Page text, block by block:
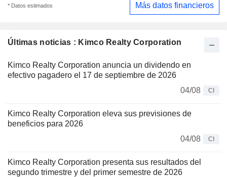
Últimas noticias : Kimco Realty Corporation
Kimco Realty Corporation anuncia un dividendo en
efectivo pagadero el 17 de septiembre de 2026
04/08
CI
Kimco Realty Corporation eleva sus previsiones de
beneficios para 2026
04/08
CI
Kimco Realty Corporation presenta sus resultados del
segundo trimestre y del primer semestre de 2026
* Datos estimados Más datos financieros